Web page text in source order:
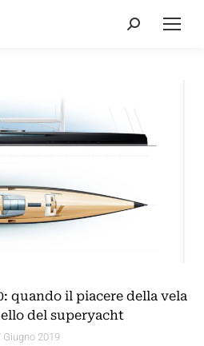
Cerca:
quando il piacere della vela
del superyacht
Giugno 2019